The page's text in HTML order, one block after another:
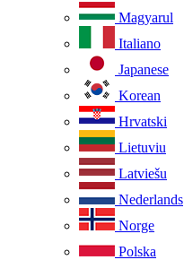
Magyarul
Italiano
Japanese
Korean
Hrvatski
Lietuviu
Latviešu
Nederlands
Norge
Polska